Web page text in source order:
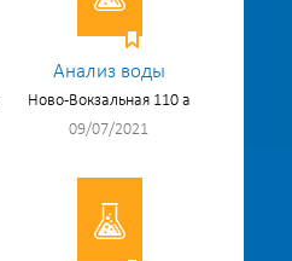
Анализ воды
Ново-Вокзальная 110 а
09/07/2021